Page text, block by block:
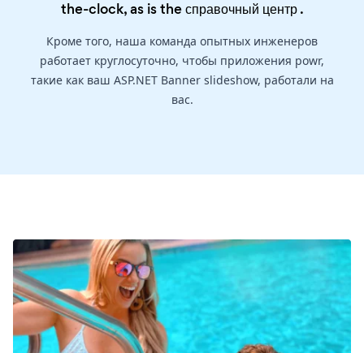
the-clock, as is theсправочный центр.
Кроме того, наша команда опытных инженеров
работает круглосуточно, чтобы приложения powr,
такие как ваш ASP.NET Banner slideshow, работали на
вас.